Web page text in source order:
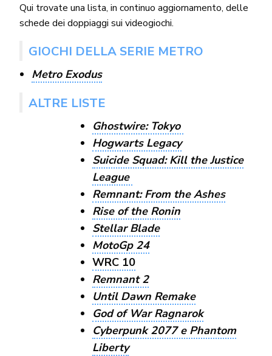
Qui trovate una lista, in continuo aggiornamento, delle
schede dei doppiaggi sui videogiochi.
GIOCHI DELLA SERIE METRO
Metro Exodus
ALTRE LISTE
Ghostwire: Tokyo
Hogwarts Legacy
Suicide Squad: Kill the Justice
League
Remnant: From the Ashes
Rise of the Ronin
Stellar Blade
MotoGp 24
WRC 10
Remnant 2
Until Dawn Remake
God of War Ragnarok
Cyberpunk 2077 e Phantom
Liberty